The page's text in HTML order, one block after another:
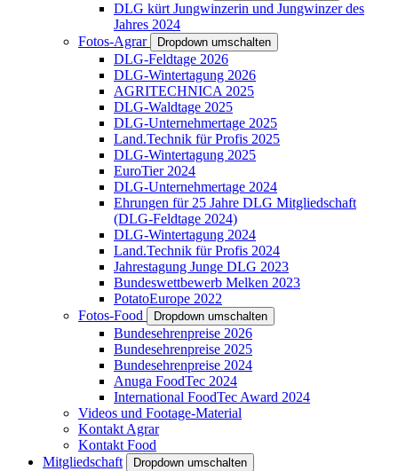
DLG kürt Jungwinzerin und Jungwinzer des
Jahres 2024
Fotos-Agrar
Dropdown umschalten
DLG-Feldtage 2026
DLG-Wintertagung 2026
AGRITECHNICA 2025
DLG-Waldtage 2025
DLG-Unternehmertage 2025
Land.Technik für Profis 2025
DLG-Wintertagung 2025
EuroTier 2024
DLG-Unternehmertage 2024
Ehrungen für 25 Jahre DLG Mitgliedschaft
(DLG-Feldtage 2024)
DLG-Wintertagung 2024
Land.Technik für Profis 2024
Jahrestagung Junge DLG 2023
Bundeswettbewerb Melken 2023
PotatoEurope 2022
Fotos-Food
Dropdown umschalten
Bundesehrenpreise 2026
Bundesehrenpreise 2025
Bundesehrenpreise 2024
Anuga FoodTec 2024
International FoodTec Award 2024
Videos und Footage-Material
Kontakt Agrar
Kontakt Food
Mitgliedschaft
Dropdown umschalten